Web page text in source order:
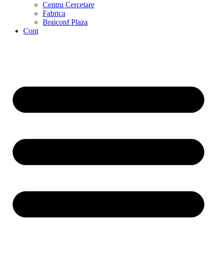
Centru Cercetare
Fabrica
Braiconf Plaza
Cont